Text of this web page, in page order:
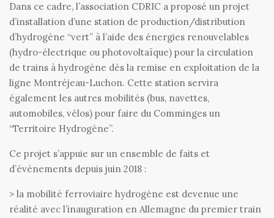
Dans ce cadre, l’association CDRIC a proposé un projet
d’installation d’une station de production/distribution
d’hydrogène “vert” à l’aide des énergies renouvelables
(hydro-électrique ou photovoltaïque) pour la circulation
de trains à hydrogène dès la remise en exploitation de la
ligne Montréjeau-Luchon. Cette station servira
également les autres mobilités (bus, navettes,
automobiles, vélos) pour faire du Comminges un
“Territoire Hydrogène”.
Ce projet s’appuie sur un ensemble de faits et
d’événements depuis juin 2018 :
> la mobilité ferroviaire hydrogène est devenue une
réalité avec l’inauguration en Allemagne du premier train